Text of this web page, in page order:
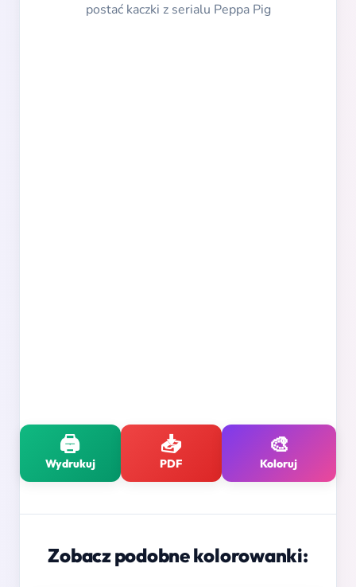
postać kaczki z serialu Peppa Pig
🖨️
Wydrukuj
📥
PDF
🎨
Koloruj
Zobacz podobne kolorowanki: